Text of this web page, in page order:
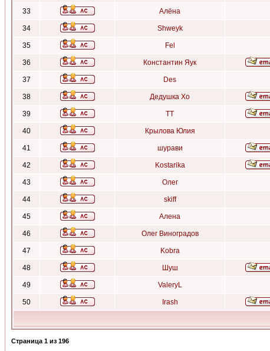
33 Алёна
34 Shweyk
35 Fel
36 Константин Яук
37 Des
38 Дедушка Хо
39 ТТ
40 Крылова Юлия
41 шурави
42 Kostarika
43 Олег
44 skiff
45 Алена
46 Олег Виноградов
47 Kobra
48 Шуш
49 ValeryL
50 Irash
Страница 1 из 196